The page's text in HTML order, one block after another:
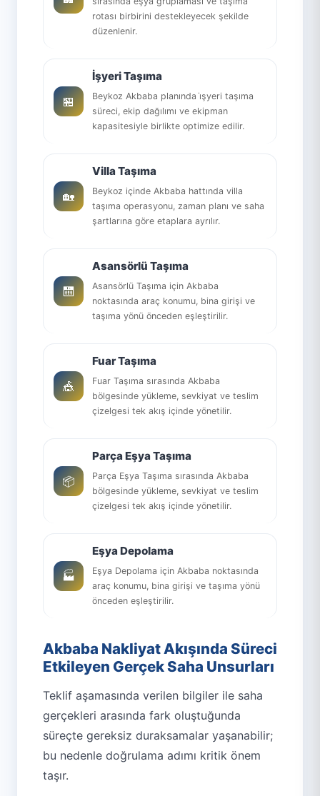
rotası birbirini destekleyecek şekilde
düzenlenir.
🏪
İşyeri Taşıma
Beykoz Akbaba planında i̇şyeri taşıma
süreci, ekip dağılımı ve ekipman
kapasitesiyle birlikte optimize edilir.
🏡
Villa Taşıma
Beykoz içinde Akbaba hattında villa
taşıma operasyonu, zaman planı ve saha
şartlarına göre etaplara ayrılır.
🛗
Asansörlü Taşıma
Asansörlü Taşıma için Akbaba
noktasında araç konumu, bina girişi ve
taşıma yönü önceden eşleştirilir.
🎪
Fuar Taşıma
Fuar Taşıma sırasında Akbaba
bölgesinde yükleme, sevkiyat ve teslim
çizelgesi tek akış içinde yönetilir.
📦
Parça Eşya Taşıma
Parça Eşya Taşıma sırasında Akbaba
bölgesinde yükleme, sevkiyat ve teslim
çizelgesi tek akış içinde yönetilir.
🏭
Eşya Depolama
Eşya Depolama için Akbaba noktasında
araç konumu, bina girişi ve taşıma yönü
önceden eşleştirilir.
Akbaba Nakliyat Akışında Süreci
Etkileyen Gerçek Saha Unsurları
Teklif aşamasında verilen bilgiler ile saha
gerçekleri arasında fark oluştuğunda
süreçte gereksiz duraksamalar yaşanabilir;
bu nedenle doğrulama adımı kritik önem
taşır.